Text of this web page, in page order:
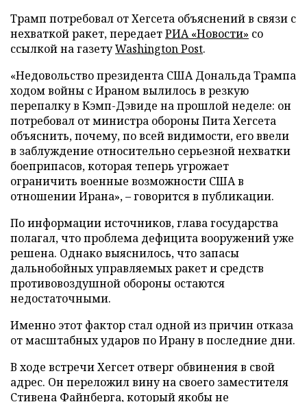
Трамп потребовал от Хегсета объяснений в связи с
нехваткой ракет, передаетРИА «Новости» со
ссылкой на газетуWashington Post.
«Недовольство президента США Дональда Трампа
ходом войны с Ираном вылилось в резкую
перепалку в Кэмп-Дэвиде на прошлой неделе: он
потребовал от министра обороны Пита Хегсета
объяснить, почему, по всей видимости, его ввели
в заблуждение относительно серьезной нехватки
боеприпасов, которая теперь угрожает
ограничить военные возможности США в
отношении Ирана», – говорится в публикации.
По информации источников, глава государства
полагал, что проблема дефицита вооружений уже
решена. Однако выяснилось, что запасы
дальнобойных управляемых ракет и средств
противовоздушной обороны остаются
недостаточными.
Именно этот фактор стал одной из причин отказа
от масштабных ударов по Ирану в последние дни.
В ходе встречи Хегсет отверг обвинения в свой
адрес. Он переложил вину на своего заместителя
Стивена Файнберга, который якобы не